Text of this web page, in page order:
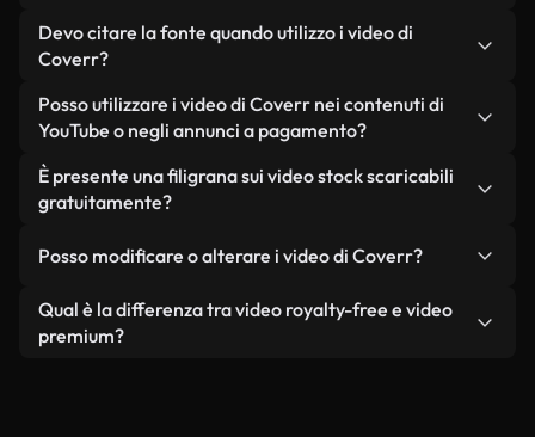
mantengono alta la qualità, riducono al minimo i
tempi di caricamento e migliorano parametri
come LCP.
Puoi crearne uno all'istante utilizzando Coverr AI
Studio. Ti basta descrivere la scena, ad esempio
pochi secondi un video personalizzato in
conformità con i nostri standard di licenza.
Devo citare la fonte quando utilizzo i video di
Coverr?
Non è richiesto alcun riconoscimento dell'autore.
Tutti i video presenti nella nostra libreria sono
senza citare il creatore, sebbene sia sempre
gradito.
Posso utilizzare i video di Coverr nei contenuti di
YouTube o negli annunci a pagamento?
Sì. Tutti i filmati di Coverr possono essere utilizzati
in video monetizzati su YouTube, promozioni sui
condizione che non si rivendano o ridistribuiscano
È presente una filigrana sui video stock scaricabili
gratuitamente?
reali o generati dall'intelligenza artificiale, include
filigrane. Avrai a disposizione filmati puliti e pronti
all'uso.
Posso modificare o alterare i video di Coverr?
Sì. Siete liberi di tagliare, ritagliare o remixare i
nostri video. Assicuratevi solo che il prodotto
Qual è la differenza tra video royalty-free e video
premium?